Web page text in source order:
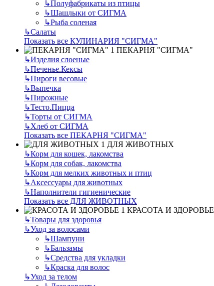
↳Полуфабрикаты из птицы
↳Шашлыки от СИГМА
↳Рыба соленая
↳Салаты
Показать все КУЛИНАРИЯ "СИГМА"
ПЕКАРНЯ "СИГМА"
↳Изделия слоеные
↳Печенье.Кексы
↳Пироги весовые
↳Выпечка
↳Пирожные
↳Тесто.Пицца
↳Торты от СИГМА
↳Хлеб от СИГМА
Показать все ПЕКАРНЯ "СИГМА"
ДЛЯ ЖИВОТНЫХ
↳Корм для кошек, лакомства
↳Корм для собак, лакомства
↳Корм для мелких животных и птиц
↳Аксессуары для животных
↳Наполнители гигиенические
Показать все ДЛЯ ЖИВОТНЫХ
КРАСОТА И ЗДОРОВЬЕ
↳Товары для здоровья
↳Уход за волосами
↳Шампуни
↳Бальзамы
↳Средства для укладки
↳Краска для волос
↳Уход за телом